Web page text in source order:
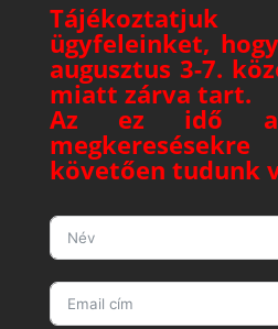
ügyfeleinket,
augusztus 3-7.
miatt zárva tart.
Az ez idő
követően tudunk